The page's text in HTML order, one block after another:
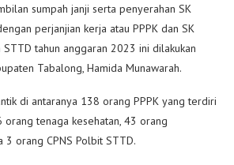
sumpah janji serta penyerahan SK
perjanjian kerja atau PPPK dan SK
STTD tahun anggaran 2023 ini dilakukan
Tabalong, Hamida Munawarah.
di antaranya 138 orang PPPK yang terdiri
tenaga kesehatan, 43 orang
3 orang CPNS Polbit STTD.